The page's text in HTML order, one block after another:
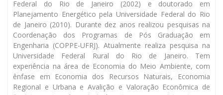
Federal do Rio de Janeiro (2002) e doutorado em
Planejamento Energético pela Universidade Federal do Rio
de Janeiro (2010). Durante dez anos realizou pesquisas na
Coordenação dos Programas de Pós Graduação em
Engenharia (COPPE-UFRJ). Atualmente realiza pesquisa na
Universidade Federal Rural do Rio de Janeiro. Tem
experiência na área de Economia do Meio Ambiente, com
ênfase em Economia dos Recursos Naturais, Economia
Regional e Urbana e Avalição e Valoração Econômica de